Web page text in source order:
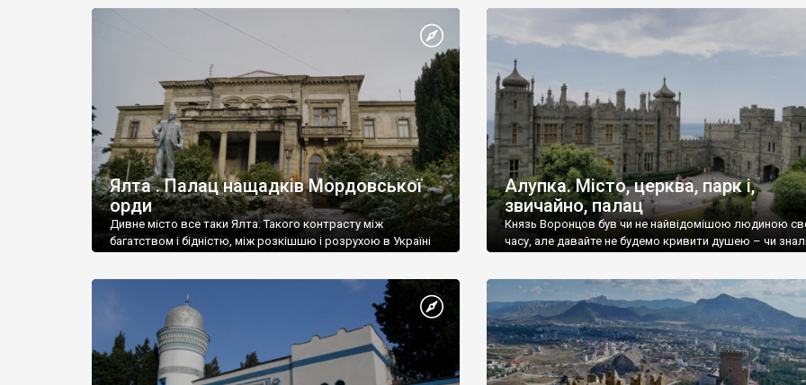
Ялта . Палац нащадків Мордовської
орди
Дивне місто все таки Ялта. Такого контрасту між
багатством і бідністю, між розкішшю і розрухою в Україні
Алупка. Місто, церква, парк і,
звичайно, палац
Князь Воронцов був чи не найвідомішою людиною
часу, але давайте не будемо кривити душею – чи